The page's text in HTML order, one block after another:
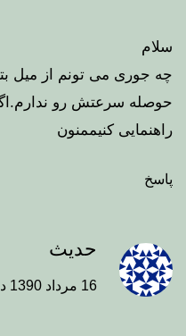
سلام
چه جوری می تونم از میل
حوصله سرعتش رو
راهنمایی کنیممنون
پاسخ
حدیث
16 مرداد 1390 در 12:37